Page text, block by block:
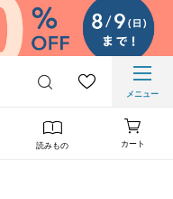
メニュー
読みもの カート